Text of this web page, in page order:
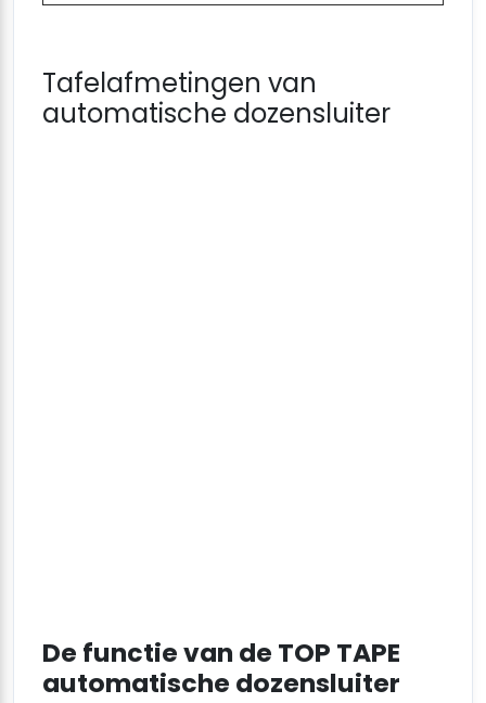
Tafelafmetingen van
automatische dozensluiter
De functie van de TOP TAPE
automatische dozensluiter